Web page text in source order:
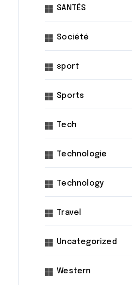
SANTÉS
Société
sport
Sports
Tech
Technologie
Technology
Travel
Uncategorized
Western